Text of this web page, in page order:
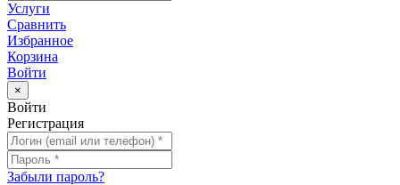
Услуги
Сравнить
Избранное
Корзина
Войти
×
Войти
Регистрация
Забыли пароль?